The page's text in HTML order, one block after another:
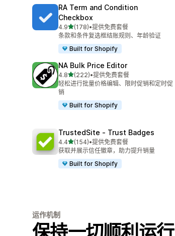
RA Term and Condition
Checkbox
4.9星（满分 5 星）
(178)
总共 178 条评论
•提供免费套餐
条款和条件复选框结账规则、年龄验证
Built for Shopify
NA Bulk Price Editor
4.8星（满分 5 星）
(222)
总共 222 条评论
•提供免费套餐
轻松进行批量价格编辑、限时促销和定时促
销
Built for Shopify
TrustedSite ‑ Trust Badges
4.4星（满分 5 星）
(154)
总共 154 条评论
•提供免费套餐
获取并展示信任徽章，助力提升销量
Built for Shopify
运作机制